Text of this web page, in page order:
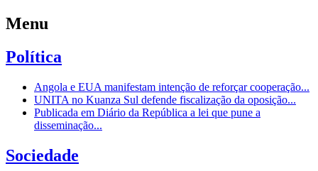
Menu
Política
Angola e EUA manifestam intenção de reforçar cooperação...
UNITA no Kuanza Sul defende fiscalização da oposição...
Publicada em Diário da República a lei que pune a
disseminação...
Sociedade